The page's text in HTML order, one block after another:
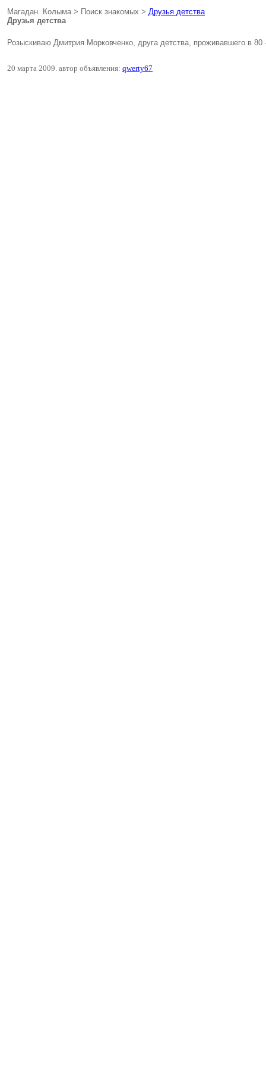
Магадан. Колыма > Поиск знакомых > Друзья детства
Друзья детства
Розыскиваю Дмитрия Морковченко, друга детства, проживавшего в
20 марта 2009. автор объявления: qwerty67